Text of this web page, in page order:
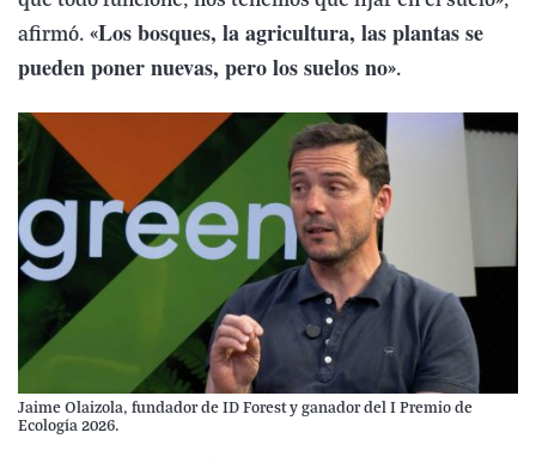
afirmó. «Los bosques, la agricultura, las plantas se
pueden poner nuevas, pero los suelos no».
Jaime Olaizola, fundador de ID Forest y ganador del I Premio de
Ecología 2026.